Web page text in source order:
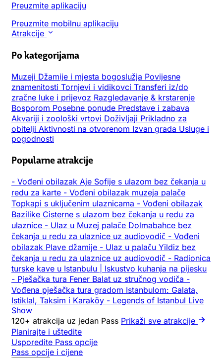
Preuzmite aplikaciju
Preuzmite mobilnu aplikaciju
Atrakcije
Po kategorijama
Muzeji Džamije i mjesta bogoslužja Povijesne
znamenitosti Tornjevi i vidikovci Transferi iz/do
zračne luke i prijevoz Razgledavanje & krstarenje
Bosporom Posebne ponude Predstave i zabava
Akvariji i zoološki vrtovi Doživljaji Prikladno za
obitelji Aktivnosti na otvorenom Izvan grada Usluge i
pogodnosti
Popularne atrakcije
- Vođeni obilazak Aje Sofije s ulazom bez čekanja u
redu za karte - Vođeni obilazak muzeja palače
Topkapi s uključenim ulaznicama - Vođeni obilazak
Bazilike Cisterne s ulazom bez čekanja u redu za
ulaznice - Ulaz u Muzej palače Dolmabahce bez
čekanja u redu za ulaznice uz audiovodič - Vođeni
obilazak Plave džamije - Ulaz u palaču Yildiz bez
čekanja u redu za ulaznice uz audiovodič - Radionica
turske kave u Istanbulu | Iskustvo kuhanja na pijesku
- Pješačka tura Fener Balat uz stručnog vodiča -
Vođena pješačka tura gradom Istanbulom: Galata,
Istiklal, Taksim i Karaköy - Legends of Istanbul Live
Show
120+ atrakcija uz jedan Pass Prikaži sve atrakcije
Planirajte i uštedite
Usporedite Pass opcije
Pass opcije i cijene